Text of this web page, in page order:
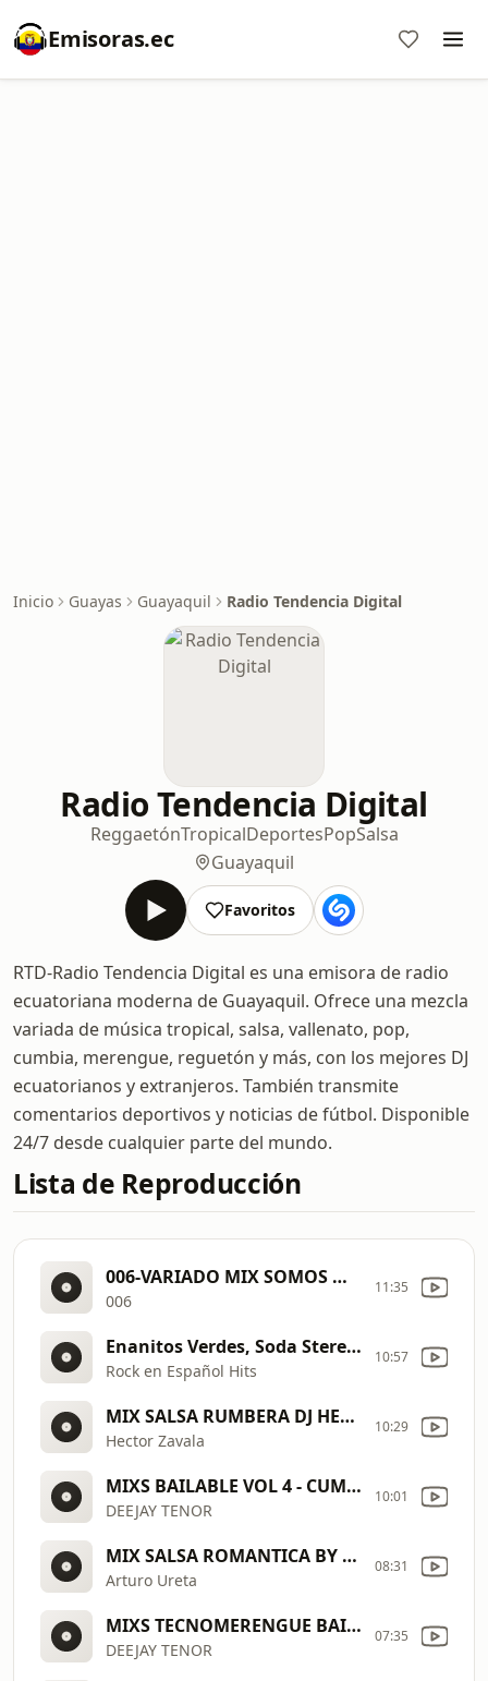
Emisoras.ec
Inicio Guayas Guayaquil Radio Tendencia Digital
Radio Tendencia Digital
ReggaetónTropicalDeportesPopSalsa
Guayaquil
Favoritos
RTD-Radio Tendencia Digital es una emisora de radio
ecuatoriana moderna de Guayaquil. Ofrece una mezcla
variada de música tropical, salsa, vallenato, pop,
cumbia, merengue, reguetón y más, con los mejores DJ
ecuatorianos y extranjeros. También transmite
comentarios deportivos y noticias de fútbol. Disponible
24/7 desde cualquier parte del mundo.
Lista de Reproducción
006-VARIADO MIX SOMOS MAS QUE RADIO EN VIVO
006
11:35
Enanitos Verdes, Soda Stereo, Hombres G, Maná, Miguel Mateos, Duncan Dhu
Rock en Español Hits
10:57
MIX SALSA RUMBERA DJ HECTOR ZAVALA
Hector Zavala
10:29
MIXS BAILABLE VOL 4 - CUMBIA SALSA
DEEJAY TENOR
10:01
MIX SALSA ROMANTICA BY ARTURO DVJ
Arturo Ureta
08:31
MIXS TECNOMERENGUE BAILABLE
DEEJAY TENOR
07:35